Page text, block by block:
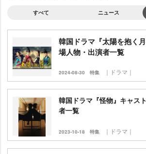
すべて ニュース
韓国ドラマ『太陽を抱く
場人物・出演者一覧
2024-08-30 特集 ｜ドラマ｜
韓国ドラマ『怪物』キャス
者一覧
2023-10-18 特集 ｜ドラマ｜